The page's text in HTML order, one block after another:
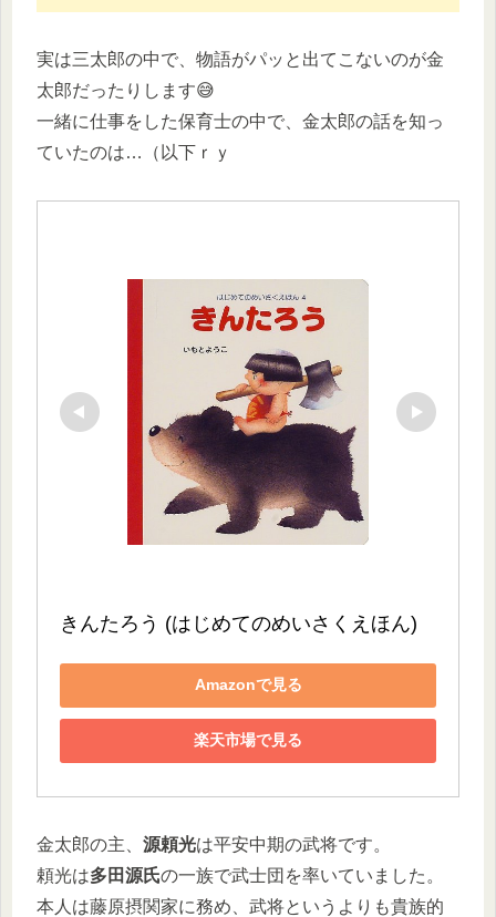
実は三太郎の中で、物語がパッと出てこないのが金
太郎だったりします😅
一緒に仕事をした保育士の中で、金太郎の話を知っ
ていたのは…（以下ｒｙ
きんたろう (はじめてのめいさくえほん)
Amazonで見る
楽天市場で見る
金太郎の主、 源頼光は平安中期の武将です。
頼光は多田源氏の一族で武士団を率いていました。
本人は藤原摂関家に務め、武将というよりも貴族的